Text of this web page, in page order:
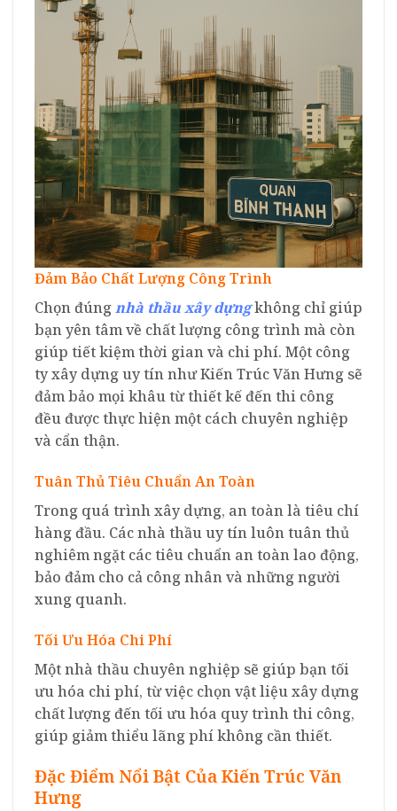
Đảm Bảo Chất Lượng Công Trình
Chọn đúngnhà thầu xây dựngkhông chỉ giúp
bạn yên tâm về chất lượng công trình mà còn
giúp tiết kiệm thời gian và chi phí. Một công
ty xây dựng uy tín như Kiến Trúc Văn Hưng sẽ
đảm bảo mọi khâu từ thiết kế đến thi công
đều được thực hiện một cách chuyên nghiệp
và cẩn thận.
Tuân Thủ Tiêu Chuẩn An Toàn
Trong quá trình xây dựng, an toàn là tiêu chí
hàng đầu. Các nhà thầu uy tín luôn tuân thủ
nghiêm ngặt các tiêu chuẩn an toàn lao động,
bảo đảm cho cả công nhân và những người
xung quanh.
Tối Ưu Hóa Chi Phí
Một nhà thầu chuyên nghiệp sẽ giúp bạn tối
ưu hóa chi phí, từ việc chọn vật liệu xây dựng
chất lượng đến tối ưu hóa quy trình thi công,
giúp giảm thiểu lãng phí không cần thiết.
Đặc Điểm Nổi Bật Của Kiến Trúc Văn
Hưng